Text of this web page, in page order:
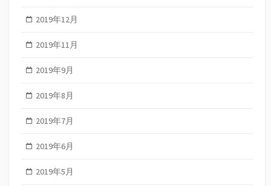
2019年12月
2019年11月
2019年9月
2019年8月
2019年7月
2019年6月
2019年5月